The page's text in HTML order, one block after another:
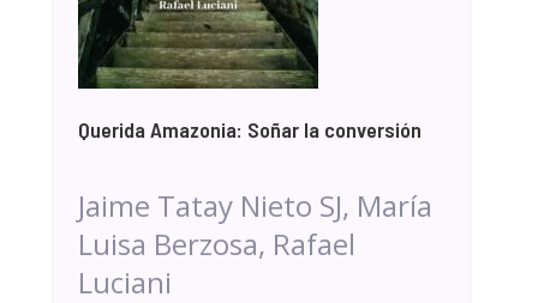
Querida Amazonia: Soñar la conversión
Jaime Tatay Nieto SJ, María
Luisa Berzosa, Rafael
Luciani